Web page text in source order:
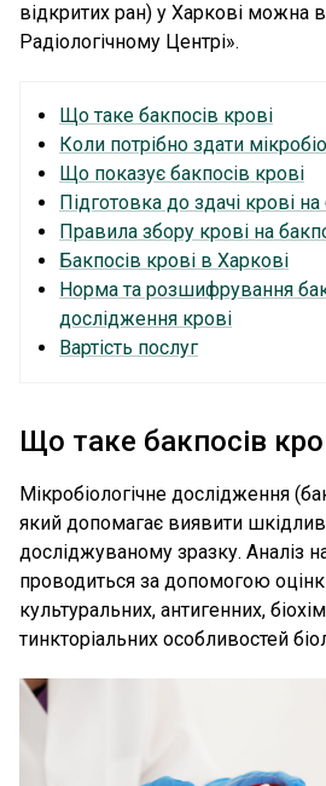
відкритих ран) у Харкові можна
Радіологічному Центрі».
Що таке бакпосів крові
Коли потрібно здати
Що показує бакпосів крові
Підготовка до здачі крові на
Правила збору крові на
Бакпосів крові в Харкові
Норма та розшифрування
дослідження крові
Вартість послуг
Що таке бакпосів
Мікробіологічне дослідження
який допомагає виявити шкідливі
досліджуваному зразку. Аналіз
проводиться за допомогою
культуральних, антигенних,
тинкторіальних особливостей